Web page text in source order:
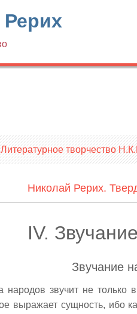
Литературное творчество
Николай Рерих.
IV.
Звучание
народов звучит не
выражает сущность, ибо